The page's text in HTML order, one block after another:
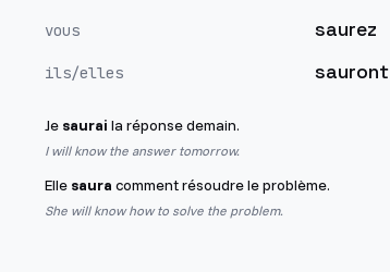
vous saurez
ils/elles sauront
Je saurai la réponse demain.
I will know the answer tomorrow.
Elle saura comment résoudre le problème.
She will know how to solve the problem.